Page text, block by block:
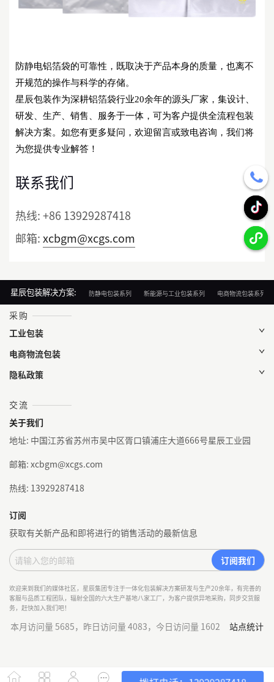
防静电铝箔袋的可靠性，既取决于产品本身的质量，也离不
开规范的操作与科学的存储。
星辰包装作为深耕铝箔袋行业20余年的源头厂家，集设计、
研发、生产、销售、服务于一体，可为客户提供全流程包装
解决方案。如您有更多疑问，欢迎留言或致电咨询，我们将
为您提供专业解答！
联系我们
热线:+86 13929287418
邮箱:xcbgm@xcgs.com
星辰包装解决方案: 防静电包装系列 新能源与工业包装系列 电商物流包装系列
采购
工业包装
电商物流包装
隐私政策
交流
关于我们
地址: 中国江苏省苏州市吴中区胥口镇浦庄大道666号星辰工业园
邮箱: xcbgm@xcgs.com
热线: 13929287418
订阅
获取有关新产品和即将进行的销售活动的最新信息
欢迎来到我们的媒体社区，星辰集团专注于一体化包装解决方案研发与生产20余年，有完善的
客服与品质工程团队，辐射全国的六大生产基地八家工厂，为客户提供异地采购，同步交货服
务，赶快加入我们吧！
本月访问量 5685，昨日访问量 4083，今日访问量 1602 站点统计